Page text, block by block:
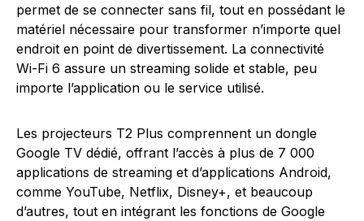
permet de se connecter sans fil, tout en possédant le
matériel nécessaire pour transformer n’importe quel
endroit en point de divertissement. La connectivité
Wi-Fi 6 assure un streaming solide et stable, peu
importe l’application ou le service utilisé.
Les projecteurs T2 Plus comprennent un dongle
Google TV dédié, offrant l’accès à plus de 7 000
applications de streaming et d’applications Android,
comme YouTube, Netflix, Disney+, et beaucoup
d’autres, tout en intégrant les fonctions de Google